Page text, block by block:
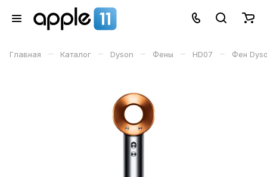
Главная – Каталог – Dyson – Фены – HD07 – Фен